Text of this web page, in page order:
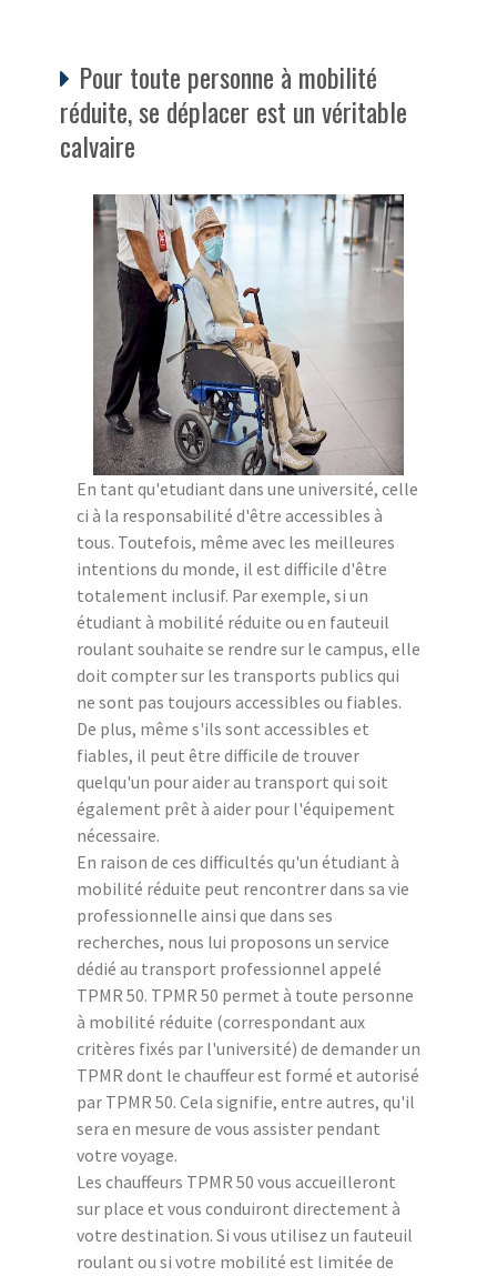
Pour toute personne à mobilité
réduite, se déplacer est un véritable
calvaire
En tant qu'etudiant dans une université, celle
ci à la responsabilité d'être accessibles à
tous. Toutefois, même avec les meilleures
intentions du monde, il est difficile d'être
totalement inclusif. Par exemple, si un
étudiant à mobilité réduite ou en fauteuil
roulant souhaite se rendre sur le campus, elle
doit compter sur les transports publics qui
ne sont pas toujours accessibles ou fiables.
De plus, même s'ils sont accessibles et
fiables, il peut être difficile de trouver
quelqu'un pour aider au transport qui soit
également prêt à aider pour l'équipement
nécessaire.
En raison de ces difficultés qu'un étudiant à
mobilité réduite peut rencontrer dans sa vie
professionnelle ainsi que dans ses
recherches, nous lui proposons un service
dédié au transport professionnel appelé
TPMR 50. TPMR 50 permet à toute personne
à mobilité réduite (correspondant aux
critères fixés par l'université) de demander un
TPMR dont le chauffeur est formé et autorisé
par TPMR 50. Cela signifie, entre autres, qu'il
sera en mesure de vous assister pendant
votre voyage.
Les chauffeurs TPMR 50 vous accueilleront
sur place et vous conduiront directement à
votre destination. Si vous utilisez un fauteuil
roulant ou si votre mobilité est limitée de